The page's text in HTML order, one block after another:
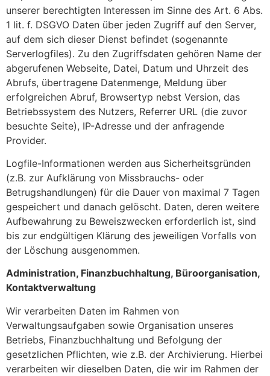
unserer berechtigten Interessen im Sinne des Art. 6 Abs.
1 lit. f. DSGVO Daten über jeden Zugriff auf den Server,
auf dem sich dieser Dienst befindet (sogenannte
Serverlogfiles). Zu den Zugriffsdaten gehören Name der
abgerufenen Webseite, Datei, Datum und Uhrzeit des
Abrufs, übertragene Datenmenge, Meldung über
erfolgreichen Abruf, Browsertyp nebst Version, das
Betriebssystem des Nutzers, Referrer URL (die zuvor
besuchte Seite), IP-Adresse und der anfragende
Provider.
Logfile-Informationen werden aus Sicherheitsgründen
(z.B. zur Aufklärung von Missbrauchs- oder
Betrugshandlungen) für die Dauer von maximal 7 Tagen
gespeichert und danach gelöscht. Daten, deren weitere
Aufbewahrung zu Beweiszwecken erforderlich ist, sind
bis zur endgültigen Klärung des jeweiligen Vorfalls von
der Löschung ausgenommen.
Administration, Finanzbuchhaltung, Büroorganisation,
Kontaktverwaltung
Wir verarbeiten Daten im Rahmen von
Verwaltungsaufgaben sowie Organisation unseres
Betriebs, Finanzbuchhaltung und Befolgung der
gesetzlichen Pflichten, wie z.B. der Archivierung. Hierbei
verarbeiten wir dieselben Daten, die wir im Rahmen der